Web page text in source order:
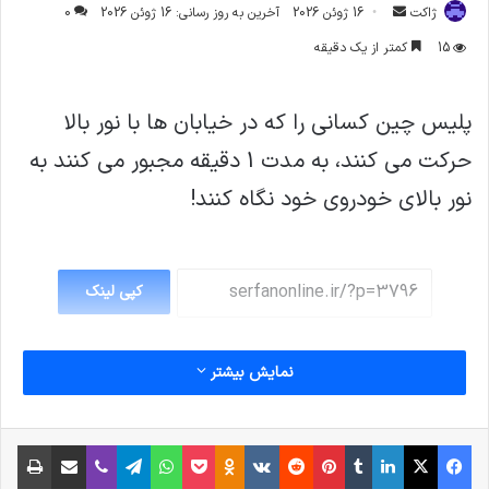
ژاکت
ارسال
ایمیل
16 ژوئن 2026 آخرین به روز رسانی: 16 ژوئن 2026
0
15
کمتر از یک دقیقه
پلیس چین کسانی را که در خیابان ها با نور بالا
حرکت می کنند، به مدت 1 دقیقه مجبور می کنند به
نور بالای خودروی خود نگاه کنند!
کپی لینک
نمایش بیشتر
فیس بوک X لینکدین
‫تامبلر‫پین‌ترست
‫رددیت‫VKontakte
‫Odnoklassniki
پاکتواتس آپ تلگراموایبر اشتراک گذاری از طریق ایمیل